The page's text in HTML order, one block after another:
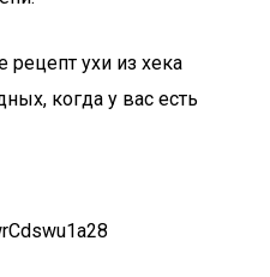
ухи из хека
когда у вас есть